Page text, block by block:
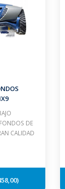
DE
CALIDAD